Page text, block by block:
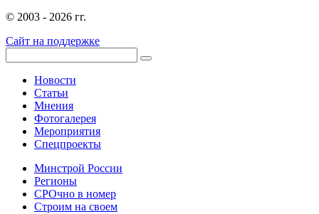
© 2003 - 2026 гг.
Сайт на поддержке
Новости
Статьи
Мнения
Фотогалерея
Мероприятия
Спецпроекты
Минстрой России
Регионы
СРОчно в номер
Строим на своем